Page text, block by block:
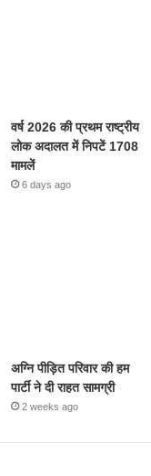
वर्ष 2026 की प्रथम राष्ट्रीय
लोक अदालत में निपटें 1708
मामलें
6 days ago
अग्नि पीड़ित परिवार की हम
पार्टी ने दी राहत सामग्री
2 weeks ago